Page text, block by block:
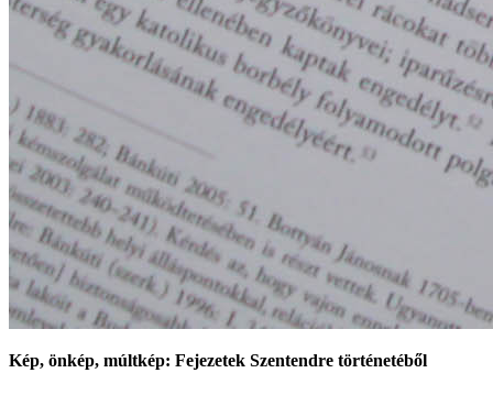
Kép, önkép, múltkép: Fejezetek Szentendre történetéből